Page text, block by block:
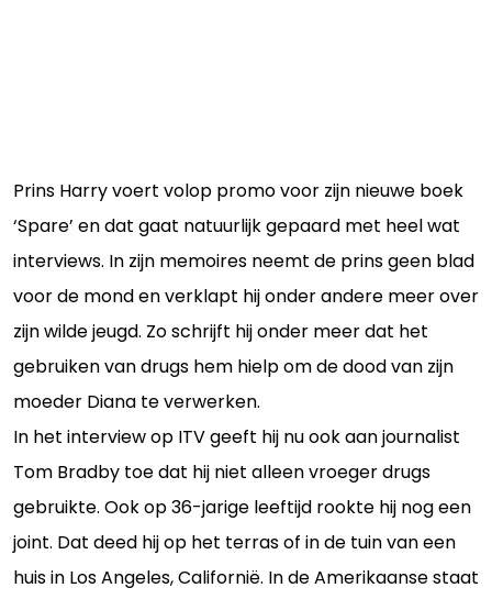
Prins Harry voert volop promo voor zijn nieuwe boek
‘Spare’ en dat gaat natuurlijk gepaard met heel wat
interviews. In zijn memoires neemt de prins geen blad
voor de mond en verklapt hij onder andere meer over
zijn wilde jeugd. Zo schrijft hij onder meer dat het
gebruiken van drugs hem hielp om de dood van zijn
moeder Diana te verwerken.
In het interview op ITV geeft hij nu ook aan journalist
Tom Bradby toe dat hij niet alleen vroeger drugs
gebruikte. Ook op 36-jarige leeftijd rookte hij nog een
joint. Dat deed hij op het terras of in de tuin van een
huis in Los Angeles, Californië. In de Amerikaanse staat